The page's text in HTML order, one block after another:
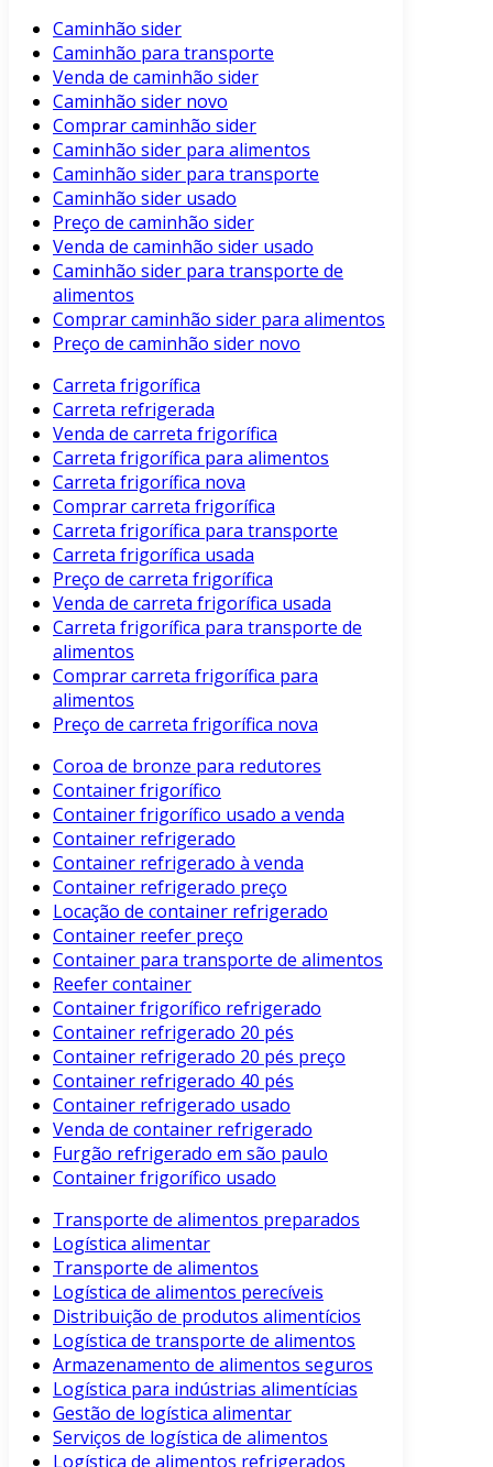
Caminhão sider
Caminhão para transporte
Venda de caminhão sider
Caminhão sider novo
Comprar caminhão sider
Caminhão sider para alimentos
Caminhão sider para transporte
Caminhão sider usado
Preço de caminhão sider
Venda de caminhão sider usado
Caminhão sider para transporte de
alimentos
Comprar caminhão sider para alimentos
Preço de caminhão sider novo
Carreta frigorífica
Carreta refrigerada
Venda de carreta frigorífica
Carreta frigorífica para alimentos
Carreta frigorífica nova
Comprar carreta frigorífica
Carreta frigorífica para transporte
Carreta frigorífica usada
Preço de carreta frigorífica
Venda de carreta frigorífica usada
Carreta frigorífica para transporte de
alimentos
Comprar carreta frigorífica para
alimentos
Preço de carreta frigorífica nova
Coroa de bronze para redutores
Container frigorífico
Container frigorífico usado a venda
Container refrigerado
Container refrigerado à venda
Container refrigerado preço
Locação de container refrigerado
Container reefer preço
Container para transporte de alimentos
Reefer container
Container frigorífico refrigerado
Container refrigerado 20 pés
Container refrigerado 20 pés preço
Container refrigerado 40 pés
Container refrigerado usado
Venda de container refrigerado
Furgão refrigerado em são paulo
Container frigorífico usado
Transporte de alimentos preparados
Logística alimentar
Transporte de alimentos
Logística de alimentos perecíveis
Distribuição de produtos alimentícios
Logística de transporte de alimentos
Armazenamento de alimentos seguros
Logística para indústrias alimentícias
Gestão de logística alimentar
Serviços de logística de alimentos
Logística de alimentos refrigerados